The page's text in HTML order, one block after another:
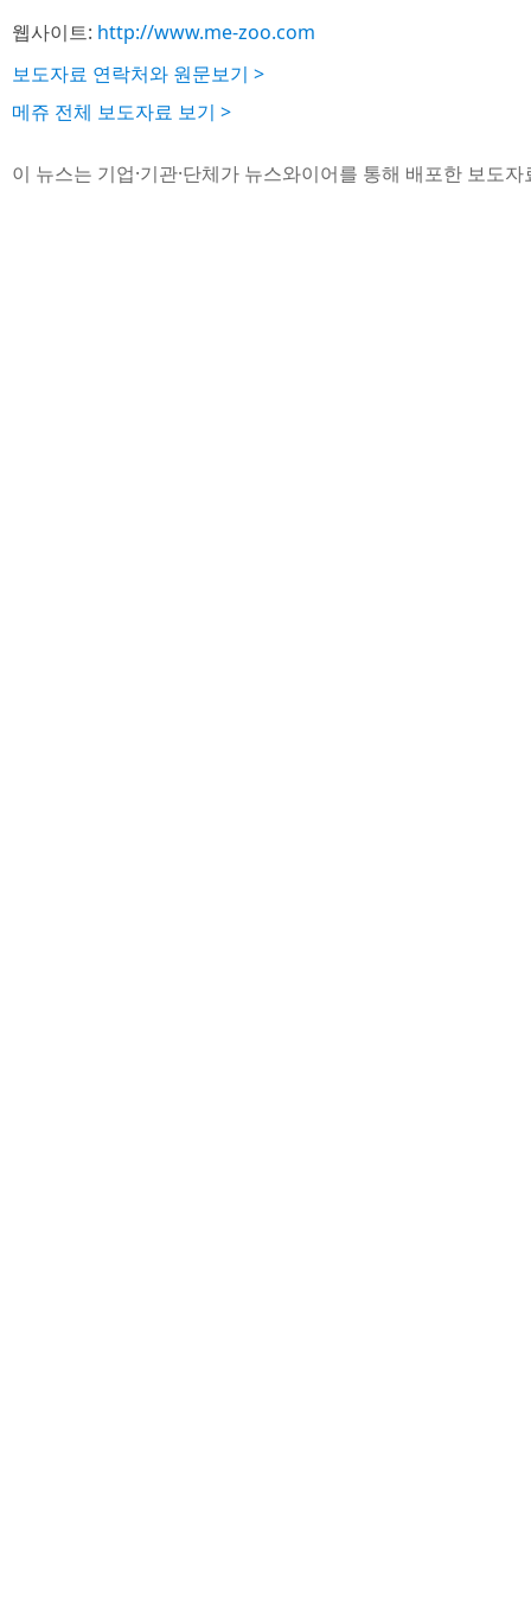
웹사이트: http://www.me-zoo.com
보도자료 연락처와 원문보기 >
메쥬 전체 보도자료 보기 >
이 뉴스는 기업·기관·단체가 뉴스와이어를 통해 배포한 보도